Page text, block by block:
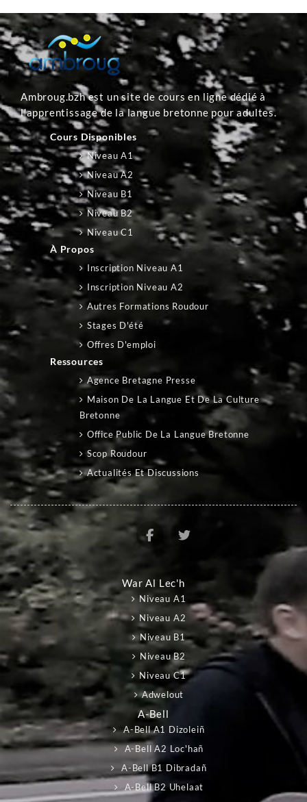
Ambroug.bzh est un site de cours en ligne dédié à
l'apprentissage de la langue bretonne pour adultes.
Cours Disponibles
Niveau A1
Niveau A2
Niveau B1
Niveau B2
Niveau C1
À Propos
Inscription Niveau A1
Inscription Niveau A2
Autres Formations Roudour
Stages D'été
Offres D'emploi
Ressources
Agence Bretagne Presse
Maison De La Langue Et De La Culture
Bretonne
Office Public De La Langue Bretonne
Scop Roudour
Actualités Et Discussions
War Al Lec'h
Niveau A1
Niveau A2
Niveau B1
Niveau B2
Niveau C1
Adwelout
A-Bell
A-Bell A1 Dizoleiñ
A-Bell A2 Loc'hañ
A-Bell B1 Dibradañ
A-Bell B2 Uhelaat